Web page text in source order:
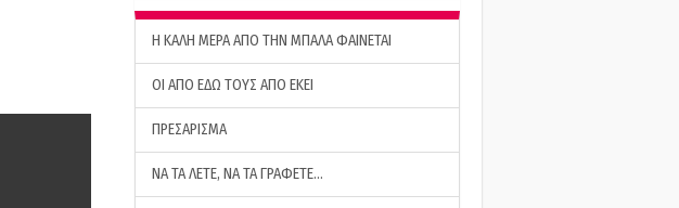
H ΚΑΛΗ ΜΕΡΑ ΑΠΟ ΤΗΝ ΜΠΑΛΑ ΦΑΙΝΕΤΑΙ
ΟΙ ΑΠΟ ΕΔΩ ΤΟΥΣ ΑΠΟ ΕΚΕΙ
ΠΡΕΣΑΡΙΣΜΑ
ΝΑ ΤΑ ΛΕΤΕ, ΝΑ ΤΑ ΓΡΑΦΕΤΕ…